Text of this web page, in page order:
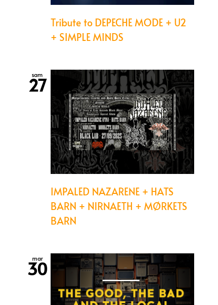
Tribute to DEPECHE MODE + U2
+ SIMPLE MINDS
sam
27
IMPALED NAZARENE + HATS
BARN + NIRNAETH + MØRKETS
BARN
mar
30